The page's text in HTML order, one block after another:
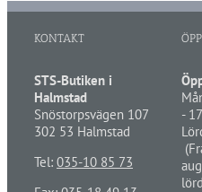
KONTAKT
STS-Butiken i
Halmstad
Snöstorpsvägen 107
302 53 Halmstad
Tel: 035-10 85 73
-